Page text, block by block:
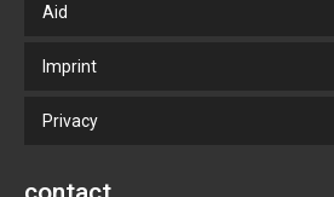
Aid
Imprint
Privacy